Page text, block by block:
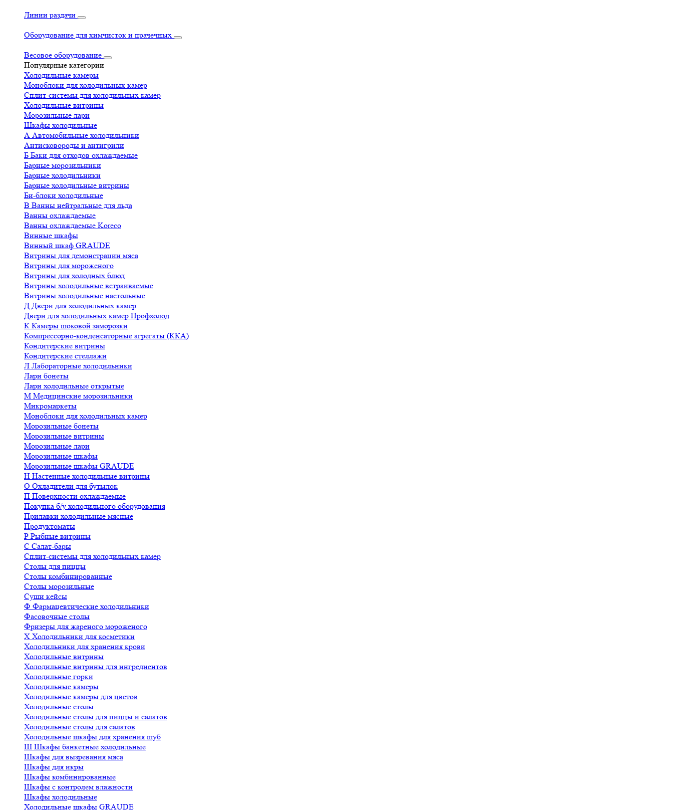
Линии раздачи
Оборудование для химчисток и прачечных
Весовое оборудование
Популярные категории
Холодильные камеры
Моноблоки для холодильных камер
Сплит-системы для холодильных камер
Холодильные витрины
Морозильные лари
Шкафы холодильные
А Автомобильные холодильники
Антисковороды и антигрили
Б Баки для отходов охлаждаемые
Барные морозильники
Барные холодильники
Барные холодильные витрины
Би-блоки холодильные
В Ванны нейтральные для льда
Ванны охлаждаемые
Ванны охлаждаемые Koreco
Винные шкафы
Винный шкаф GRAUDE
Витрины для демонстрации мяса
Витрины для мороженого
Витрины для холодных блюд
Витрины холодильные встраиваемые
Витрины холодильные настольные
Д Двери для холодильных камер
Двери для холодильных камер Профхолод
К Камеры шоковой заморозки
Компрессорно-конденсаторные агрегаты (ККА)
Кондитерские витрины
Кондитерские стеллажи
Л Лабораторные холодильники
Лари бонеты
Лари холодильные открытые
М Медицинские морозильники
Микромаркеты
Моноблоки для холодильных камер
Морозильные бонеты
Морозильные витрины
Морозильные лари
Морозильные шкафы
Морозильные шкафы GRAUDE
Н Настенные холодильные витрины
О Охладители для бутылок
П Поверхности охлаждаемые
Покупка б/у холодильного оборудования
Прилавки холодильные мясные
Продуктоматы
Р Рыбные витрины
С Салат-бары
Сплит-системы для холодильных камер
Столы для пиццы
Столы комбинированные
Столы морозильные
Суши кейсы
Ф Фармацевтические холодильники
Фасовочные столы
Фризеры для жареного мороженого
Х Холодильники для косметики
Холодильники для хранения крови
Холодильные витрины
Холодильные витрины для ингредиентов
Холодильные горки
Холодильные камеры
Холодильные камеры для цветов
Холодильные столы
Холодильные столы для пиццы и салатов
Холодильные столы для салатов
Холодильные шкафы для хранения шуб
Ш Шкафы банкетные холодильные
Шкафы для вызревания мяса
Шкафы для икры
Шкафы комбинированные
Шкафы с контролем влажности
Шкафы холодильные
Холодильные шкафы GRAUDE